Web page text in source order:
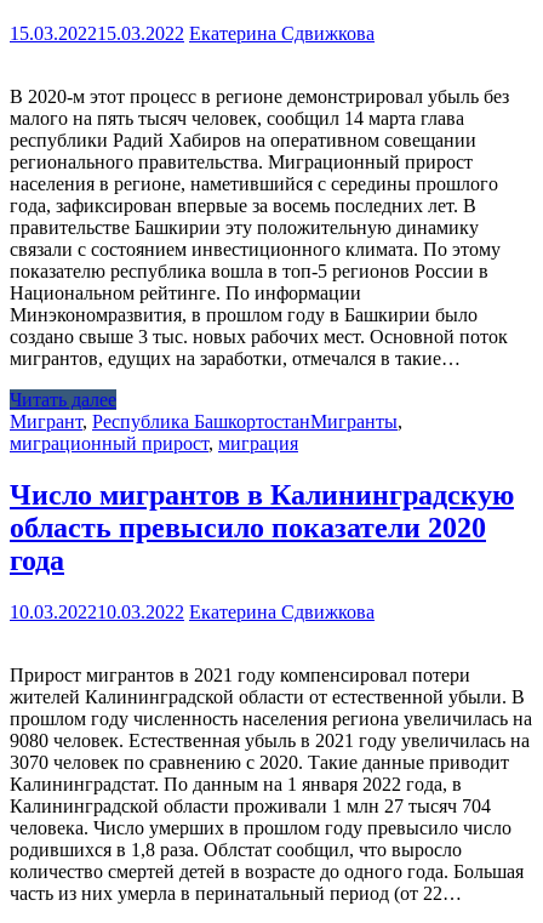
15.03.202215.03.2022 Екатерина Сдвижкова
В 2020-м этот процесс в регионе демонстрировал убыль без
малого на пять тысяч человек, сообщил 14 марта глава
республики Радий Хабиров на оперативном совещании
регионального правительства. Миграционный прирост
населения в регионе, наметившийся с середины прошлого
года, зафиксирован впервые за восемь последних лет. В
правительстве Башкирии эту положительную динамику
связали с состоянием инвестиционного климата. По этому
показателю республика вошла в топ-5 регионов России в
Национальном рейтинге. По информации
Минэкономразвития, в прошлом году в Башкирии было
создано свыше 3 тыс. новых рабочих мест. Основной поток
мигрантов, едущих на заработки, отмечался в такие…
Читать далее
Мигрант, Республика БашкортостанМигранты,
миграционный прирост, миграция
Число мигрантов в Калининградскую
область превысило показатели 2020
года
10.03.202210.03.2022 Екатерина Сдвижкова
Прирост мигрантов в 2021 году компенсировал потери
жителей Калининградской области от естественной убыли. В
прошлом году численность населения региона увеличилась на
9080 человек. Естественная убыль в 2021 году увеличилась на
3070 человек по сравнению с 2020. Такие данные приводит
Калининградстат. По данным на 1 января 2022 года, в
Калининградской области проживали 1 млн 27 тысяч 704
человека. Число умерших в прошлом году превысило число
родившихся в 1,8 раза. Облстат сообщил, что выросло
количество смертей детей в возрасте до одного года. Большая
часть из них умерла в перинатальный период (от 22…